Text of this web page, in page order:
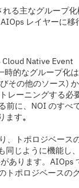
る主なグループ化
レイヤーに移
Native Event
時的なグループ化
その他のソース)
レーニングする必
前に、NOI のすべ
ます。
、トポロジベース
同じように機能し
あります。AIOps
トポロジベースの